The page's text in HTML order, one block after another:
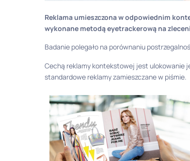
Reklama umieszczona w odpowiednim
wykonane metodą eyetrackerową na
Badanie polegało na porównaniu
Cechą reklamy kontekstowej jest ulokowanie
standardowe reklamy zamieszczane w piśmie.